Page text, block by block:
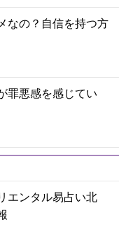
なの？自信を持つ方
罪悪感を感じてい
エンタル易占い北